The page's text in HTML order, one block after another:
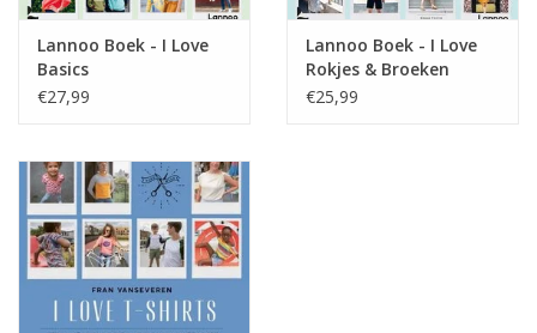
Lannoo Boek - I Love
Basics
€27,99
Lannoo Boek - I Love
Rokjes & Broeken
€25,99